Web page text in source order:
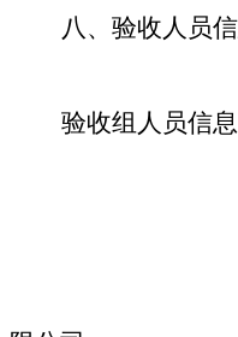
八、验收人员
验收组人员信息